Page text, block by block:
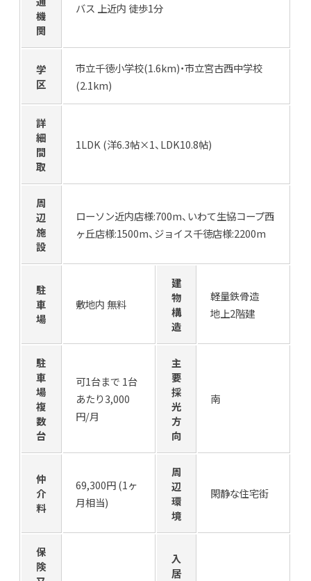
機
関
バス 上近内 徒歩1分
学
区
市立千徳小学校(1.6km)・市立宮古西中学校
(2.1km)
詳
細
間
取
1LDK (洋6.3帖×1、LDK10.8帖)
周
辺
施
設
ローソン近内店様:700m、いわて生協コープ西
ヶ丘店様:1500m、ジョイス千徳店様:2200m
駐
車
場
敷地内 無料
建
物
構
造
軽量鉄骨造
地上2階建
駐
車
場
複
数
台
可1台まで 1台
あたり3,000
円/月
主
要
採
光
方
向
南
仲
介
料
69,300円 (1ヶ
月相当)
周
辺
環
境
閑静な住宅街
保
険
入
居